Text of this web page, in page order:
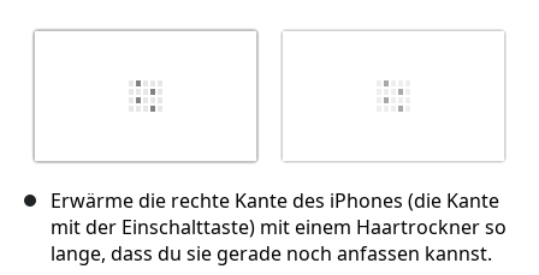
Erwärme die rechte Kante des iPhones (die Kante
mit der Einschalttaste) mit einem Haartrockner so
lange, dass du sie gerade noch anfassen kannst.